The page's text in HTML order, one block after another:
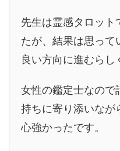
先生は霊感タロット
たが、結果は思って
良い方向に進むらし
女性の鑑定士なので
持ちに寄り添いなが
心強かったです。